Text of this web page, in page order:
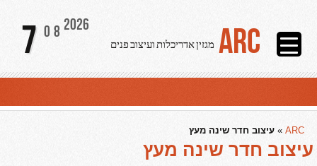
7 082026 ARC מגזין אדריכלות ועיצוב פנים
ARC
» עיצוב חדר שינה מעץ
עיצוב חדר שינה מעץ